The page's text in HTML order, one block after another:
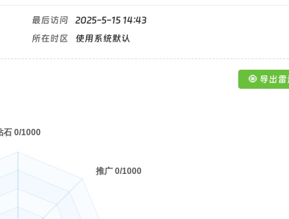
最后访问
2025-5-15 14:43
所在时区 使用系统默认
🧿 导出雷